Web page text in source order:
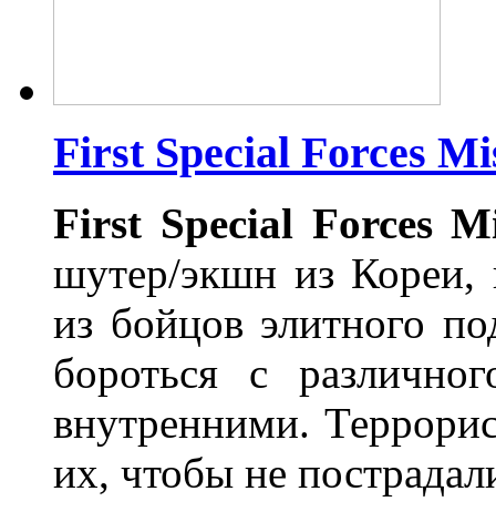
First Special Forces
First Special Forces
шутер/экшн из Кореи,
из бойцов элитного
бороться с
внутренними.
их, чтобы не